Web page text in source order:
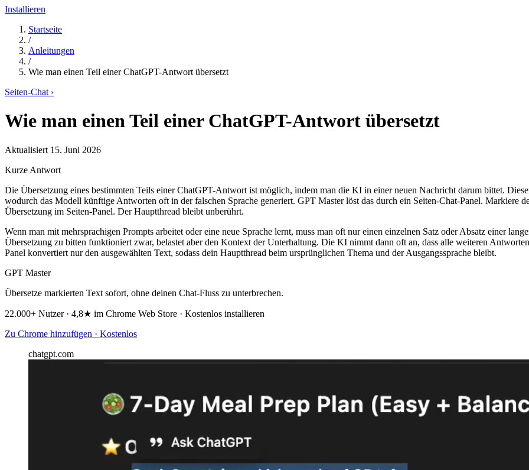
Installieren
Startseite
/
Anleitungen
/
Wie man einen Teil einer ChatGPT-Antwort übersetzt
Seiten-Chat ›
Wie man einen Teil einer ChatGPT-Antwort übersetzt
Aktualisiert 15. Juni 2026
Kurze Antwort
Die Übersetzung eines bestimmten Teils einer ChatGPT-Antwort ist möglich, indem man die KI in einer neuen Nachricht darum bittet.
wodurch das Modell künftige Antworten oft in der falschen Sprache generiert. GPT Master löst das durch ein Seiten-Chat-Panel. Markiere
Übersetzung im Seiten-Panel. Der Hauptthread bleibt unberührt.
Wenn man mit mehrsprachigen Prompts arbeitet oder eine neue Sprache lernt, muss man oft nur einen einzelnen Satz oder Absatz einer
Übersetzung zu bitten funktioniert zwar, belastet aber den Kontext der Unterhaltung. Die KI nimmt dann oft an, dass alle weiteren
Panel konvertiert nur den ausgewählten Text, sodass dein Hauptthread beim ursprünglichen Thema und der Ausgangssprache bleibt.
GPT Master
Übersetze markierten Text sofort, ohne deinen Chat-Fluss zu unterbrechen.
22.000+ Nutzer · 4,8★ im Chrome Web Store · Kostenlos installieren
Zu Chrome hinzufügen · Kostenlos
chatgpt.com